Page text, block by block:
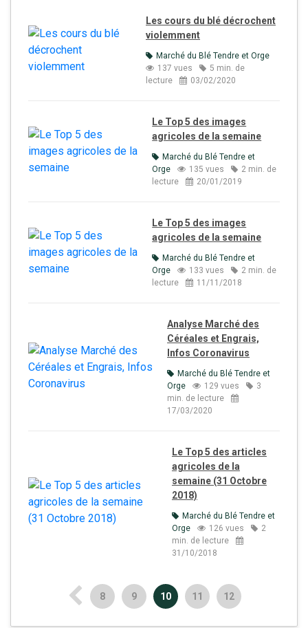
Les cours du blé décrochent
violemment
Marché du Blé Tendre et Orge
137 vues
5 min. de
lecture
03/02/2020
Le Top 5 des images
agricoles de la semaine
Marché du Blé Tendre et
Orge
135 vues
2 min. de
lecture
20/01/2019
Le Top 5 des images
agricoles de la semaine
Marché du Blé Tendre et
Orge
133 vues
2 min. de
lecture
11/11/2018
Analyse Marché des
Céréales et Engrais,
Infos Coronavirus
Marché du Blé Tendre et
Orge
129 vues
3
min. de lecture
17/03/2020
Le Top 5 des articles
agricoles de la
semaine (31 Octobre
2018)
Marché du Blé Tendre et
Orge
126 vues
2
min. de lecture
31/10/2018
8 9 10 11 12